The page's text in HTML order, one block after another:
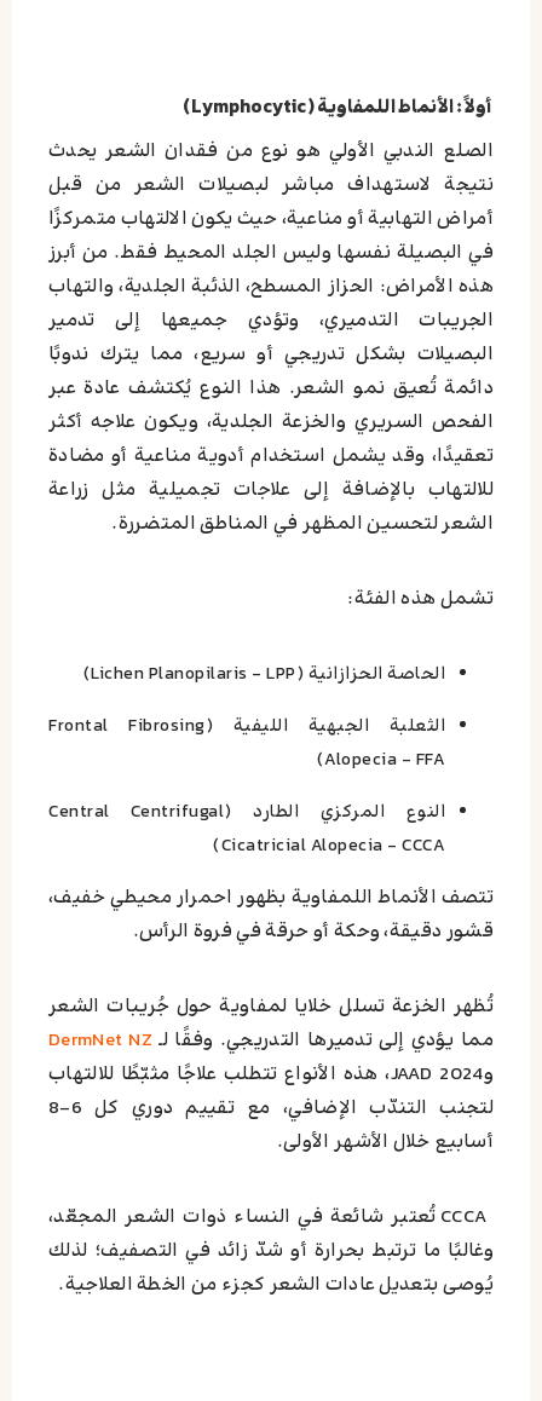
أولاً: الأنماط اللمفاوية (Lymphocytic)
الصلع الندبي الأولي هو نوع من فقدان الشعر يحدث
نتيجة لاستهداف مباشر لبصيلات الشعر من قبل
أمراض التهابية أو مناعية، حيث يكون الالتهاب متمركزًا
في البصيلة نفسها وليس الجلد المحيط فقط. من أبرز
هذه الأمراض: الحزاز المسطح، الذئبة الجلدية، والتهاب
الجريبات التدميري، وتؤدي جميعها إلى تدمير
البصيلات بشكل تدريجي أو سريع، مما يترك ندوبًا
دائمة تُعيق نمو الشعر. هذا النوع يُكتشف عادة عبر
الفحص السريري والخزعة الجلدية، ويكون علاجه أكثر
تعقيدًا، وقد يشمل استخدام أدوية مناعية أو مضادة
للالتهاب بالإضافة إلى علاجات تجميلية مثل زراعة
الشعر لتحسين المظهر في المناطق المتضررة.
تشمل هذه الفئة:
الحاصة الحزازانية (Lichen Planopilaris – LPP)
الثعلبة الجبهية الليفية (Frontal Fibrosing
Alopecia – FFA)
النوع المركزي الطارد (Central Centrifugal
Cicatricial Alopecia – CCCA)
تتصف الأنماط اللمفاوية بظهور احمرار محيطي خفيف،
قشور دقيقة، وحكة أو حرقة في فروة الرأس.
تُظهر الخزعة تسلل خلايا لمفاوية حول جُريبات الشعر
مما يؤدي إلى تدميرها التدريجي. وفقًا لـ DermNet NZ
وJAAD 2024، هذه الأنواع تتطلب علاجًا مثبّطًا للالتهاب
لتجنب التندّب الإضافي، مع تقييم دوري كل 6–8
أسابيع خلال الأشهر الأولى.
CCCA تُعتبر شائعة في النساء ذوات الشعر المجعّد،
وغالبًا ما ترتبط بحرارة أو شدّ زائد في التصفيف؛ لذلك
يُوصى بتعديل عادات الشعر كجزء من الخطة العلاجية.